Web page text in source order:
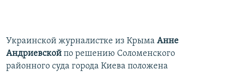
ТЕЛЕПРОЕКТ КРЫМ.РЕАЛИИ
СОВЕТЫ ПРАВОЗАЩИТНИКОВ
Українською
Украинской журналистке из Крыма Анне
Андриевской по решению Соломенского
районного суда города Киева положена